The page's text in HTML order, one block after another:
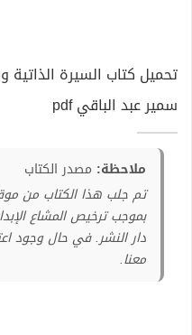
تحميل كتاب السيرة الذاتية
سمير عبد الباقي pdf
ملاحظة: مصدر الكتاب
بموجب ترخيص المشاع
دار النشر. في حال وجود
معنا.